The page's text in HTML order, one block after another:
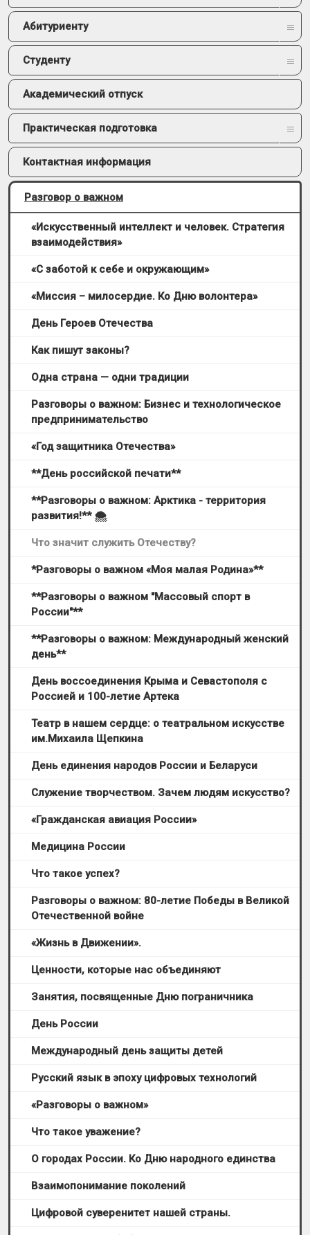
Абитуриенту
Студенту
Академический отпуск
Практическая подготовка
Контактная информация
Разговор о важном
«Искусственный интеллект и человек. Стратегия
взаимодействия»
«С заботой к себе и окружающим»
«Миссия – милосердие. Ко Дню волонтера»
День Героев Отечества
Как пишут законы?
Одна страна — одни традиции
Разговоры о важном: Бизнес и технологическое
предпринимательство
«Год защитника Отечества»
**День российской печати**
**Разговоры о важном: Арктика - территория
развития!** 🌨
Что значит служить Отечеству?
*Разговоры о важном «Моя малая Родина»**
**Разговоры о важном "Массовый спорт в
России"**
**Разговоры о важном: Международный женский
день**
День воссоединения Крыма и Севастополя с
Россией и 100-летие Артека
Театр в нашем сердце: о театральном искусстве
им.Mихаила Щепкина
День единения народов России и Беларуси
Служение творчеством. Зачем людям искусство?
«Гражданская авиация России»
Медицина России
Что такое успех?
Разговоры о важном: 80-летие Победы в Великой
Отечественной войне
«Жизнь в Движении».
Ценности, которые нас объединяют
Занятия, посвященные Дню пограничника
День России
Международный день защиты детей
Русский язык в эпоху цифровых технологий
«Разговоры о важном»
Что такое уважение?
О городах России. Ко Дню народного единства
Взаимопонимание поколений
Цифровой суверенитет нашей страны.